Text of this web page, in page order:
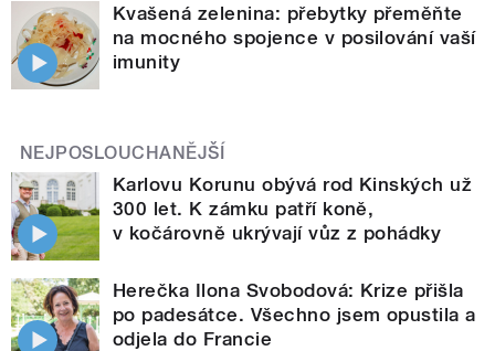
Kvašená zelenina: přebytky přeměňte
na mocného spojence v posilování vaší
imunity
NEJPOSLOUCHANĚJŠÍ
Karlovu Korunu obývá rod Kinských už
300 let. K zámku patří koně,
v kočárovně ukrývají vůz z pohádky
Herečka Ilona Svobodová: Krize přišla
po padesátce. Všechno jsem opustila a
odjela do Francie